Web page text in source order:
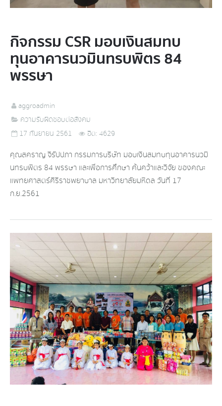
กิจกรรม CSR มอบเงินสมทบ
ทุนอาคารนวมินทรบพิตร 84
พรรษา
aggroadmin
ความรับผิดชอบต่อสังคม
17 กันยายน 2561
ฮิต: 4629
คุณสคราญ จิรัปปภา กรรมการบริษัท มอบเงินสมทบทุนอาคารนวมิ
นทรบพิตร 84 พรรษา และเพื่อการศึกษา ค้นคว้าและวิจัย ของคณะ
แพทยศาสตร์ศิริราชพยาบาล มหาวิทยาลัยมหิดล วันที่ 17
ก.ย.2561